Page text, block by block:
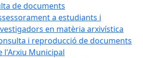
de documents
a estudiants i
en matèria arxivística
i reproducció de documents
l'Arxiu Municipal